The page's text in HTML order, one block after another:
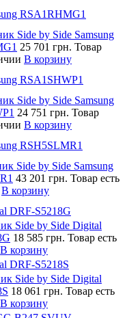
RSA1RHMG1
Side by Side Samsung
25 701 грн. Товар
В корзину
RSA1SHWP1
Side by Side Samsung
24 751 грн. Товар
В корзину
RSH5SLMR1
Side by Side Samsung
43 201 грн. Товар есть
В корзину
DRF-S5218G
Side by Side Digital
18 585 грн. Товар есть
В корзину
DRF-S5218S
Side by Side Digital
18 061 грн. Товар есть
В корзину